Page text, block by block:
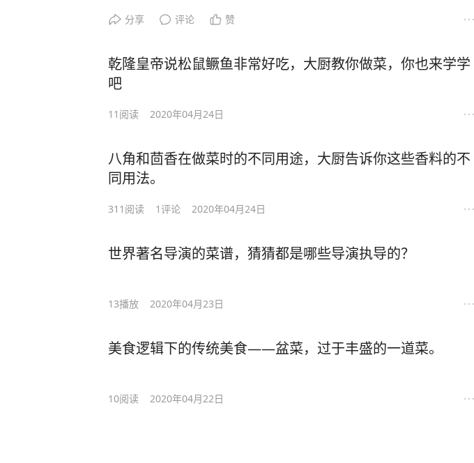
分享 评论 赞
乾隆皇帝说松鼠鳜鱼非常好吃，大厨教你做菜，你也来学学
吧
11 阅读 2020年04月24日
八角和茴香在做菜时的不同用途，大厨告诉你这些香料的不
同用法。
311 阅读 1评论 2020年04月24日
世界著名导演的菜谱，猜猜都是哪些导演执导的？
13播放 2020年04月23日
美食逻辑下的传统美食——盆菜，过于丰盛的一道菜。
10阅读 2020年04月22日